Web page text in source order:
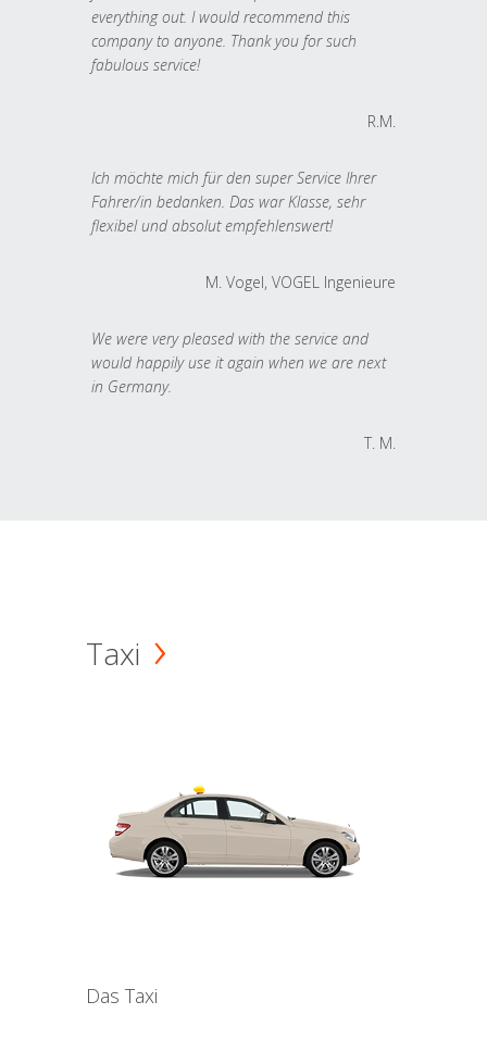
everything out. I would recommend this
company to anyone. Thank you for such
fabulous service!
R.M.
Ich möchte mich für den super Service Ihrer
Fahrer/in bedanken. Das war Klasse, sehr
flexibel und absolut empfehlenswert!
M. Vogel, VOGEL Ingenieure
We were very pleased with the service and
would happily use it again when we are next
in Germany.
T. M.
Taxi
Das Taxi